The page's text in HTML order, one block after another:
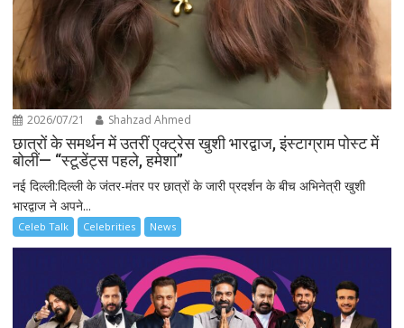
2026/07/21 Shahzad Ahmed
छात्रों के समर्थन में उतरीं एक्ट्रेस खुशी भारद्वाज, इंस्टाग्राम पोस्ट में
बोलीं— “स्टूडेंट्स पहले, हमेशा”
नई दिल्ली:दिल्ली के जंतर-मंतर पर छात्रों के जारी प्रदर्शन के बीच अभिनेत्री खुशी
भारद्वाज ने अपने...
Celeb Talk Celebrities News